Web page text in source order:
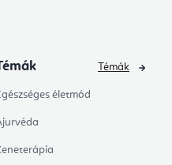
életmód
Témák